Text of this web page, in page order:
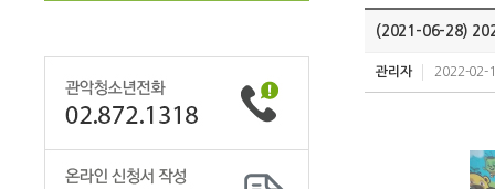
(2021-06-28)
관리자 2022-02-